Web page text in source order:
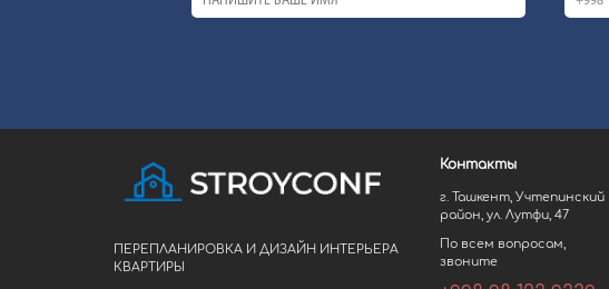
ПЕРЕПЛАНИРОВКА И ДИЗАЙН ИНТЕРЬЕРА
КВАРТИРЫ
Контакты
г. Ташкент, Учтепинский
район, ул. Лутфи, 47
По всем вопросам,
звоните